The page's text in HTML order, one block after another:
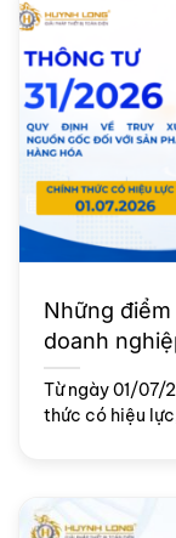
Những
doanh
Từ ngày 01/07/
thức có hiệu